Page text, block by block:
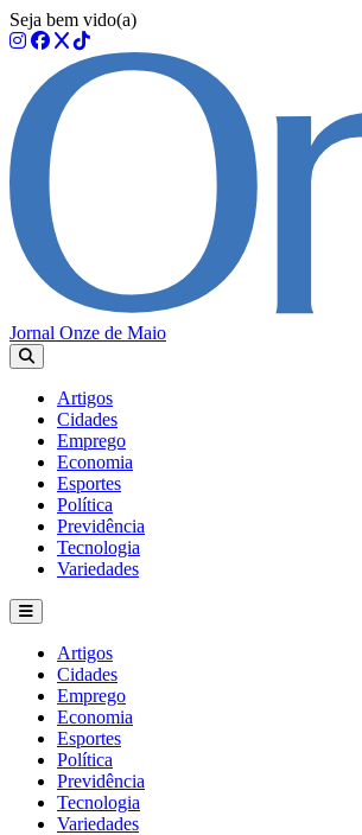
Seja bem vido(a)
Jornal Onze de Maio
Artigos
Cidades
Emprego
Economia
Esportes
Política
Previdência
Tecnologia
Variedades
Artigos
Cidades
Emprego
Economia
Esportes
Política
Previdência
Tecnologia
Variedades